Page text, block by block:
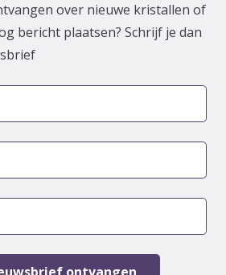
over nieuwe kristallen of
bericht plaatsen? Schrijf je dan